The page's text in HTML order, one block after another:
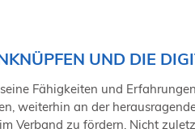
23.-24.
tekom-
10.-12.
UND DIE
Fähigkeiten und
weiterhin an der
Verband zu fördern. Nicht